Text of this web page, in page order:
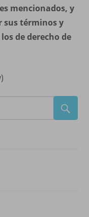
mencionados, y
sus términos y
de derecho de